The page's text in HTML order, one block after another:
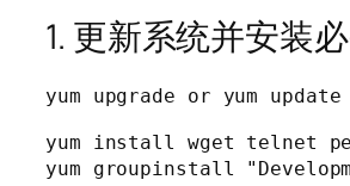
1. 更新系统并安装
yum upgrade or yum update
yum install wget telnet
yum groupinstall